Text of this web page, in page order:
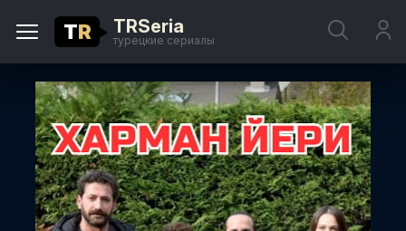
TR TRSeria
турецкие сериалы